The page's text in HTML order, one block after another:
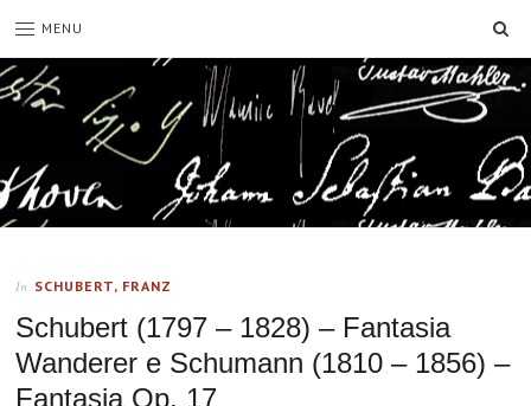
MENU
In SCHUBERT, FRANZ
Schubert (1797 – 1828) – Fantasia
Wanderer e Schumann (1810 – 1856) –
Fantasia Op. 17